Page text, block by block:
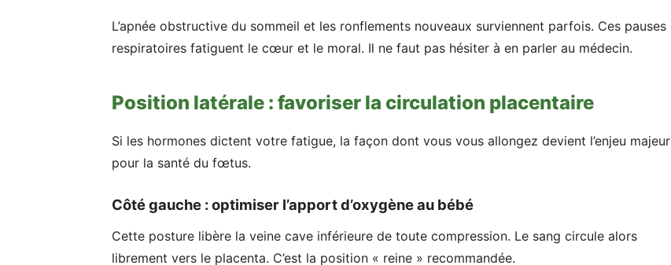
L’apnée obstructive du sommeil et les ronflements nouveaux surviennent parfois. Ces pauses
respiratoires fatiguent le cœur et le moral. Il ne faut pas hésiter à en parler au médecin.
Position latérale : favoriser la circulation placentaire
Si les hormones dictent votre fatigue, la façon dont vous vous allongez devient l’enjeu majeur
pour la santé du fœtus.
Côté gauche : optimiser l’apport d’oxygène au bébé
Cette posture libère la veine cave inférieure de toute compression. Le sang circule alors
librement vers le placenta. C’est la position « reine » recommandée.